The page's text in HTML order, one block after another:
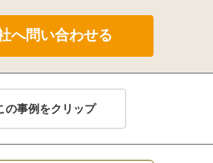
の事例をクリップ